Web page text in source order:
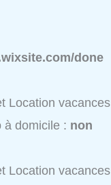
done
Location vacances
à domicile : non
Location vacances